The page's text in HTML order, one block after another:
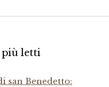
letti
san Benedetto: